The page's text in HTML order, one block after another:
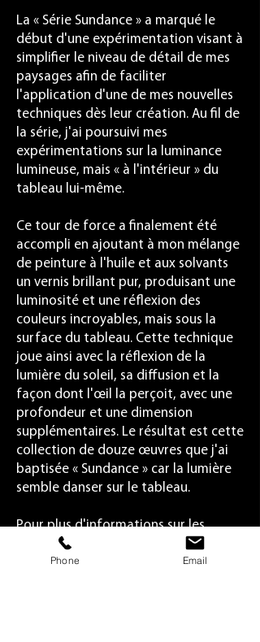
La « Série Sundance » a marqué le
début d'une expérimentation visant à
simplifier le niveau de détail de mes
paysages afin de faciliter
l'application d'une de mes nouvelles
techniques dès leur création. Au fil de
la série, j'ai poursuivi mes
expérimentations sur la luminance
lumineuse, mais « à l'intérieur » du
tableau lui-même.
Ce tour de force a finalement été
accompli en ajoutant à mon mélange
de peinture à l'huile et aux solvants
un vernis brillant pur, produisant une
luminosité et une réflexion des
couleurs incroyables, mais sous la
surface du tableau. Cette technique
joue ainsi avec la réflexion de la
lumière du soleil, sa diffusion et la
façon dont l'œil la perçoit, avec une
profondeur et une dimension
supplémentaires. Le résultat est cette
collection de douze œuvres que j'ai
baptisée « Sundance » car la lumière
semble danser sur le tableau.
Pour plus d'informations sur les
médiums et techniques utilisés pour
créer cette œuvre, consultez la
Phone Email